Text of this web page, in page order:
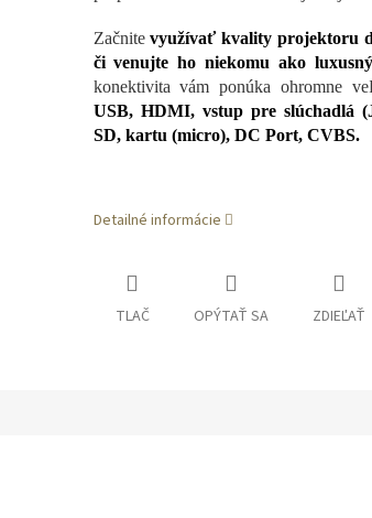
Začnitevyužívať kvality projektoru
či venujte ho niekomu ako
konektivita vám ponúka ohromne
USB, HDMI, vstup pre slúchadlá
SD, kartu (micro), DC Port, CVBS.
Detailné informácie
TLAČ OPÝTAŤ SA ZDIEĽAŤ